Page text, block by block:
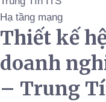
Hạ tầng mạng
Thiết kế
doanh
– Trung